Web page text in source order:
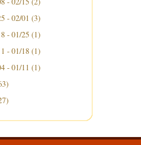
- 02/01 (3)
- 01/25 (1)
- 01/18 (1)
- 01/11 (1)